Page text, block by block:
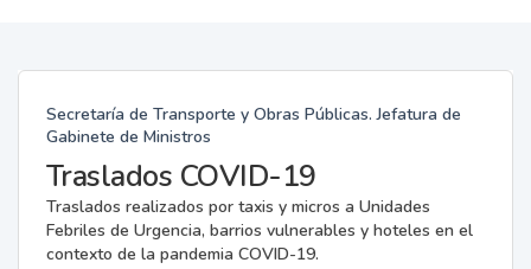
Secretaría de Transporte y Obras Públicas. Jefatura de
Gabinete de Ministros
Traslados COVID-19
Traslados realizados por taxis y micros a Unidades
Febriles de Urgencia, barrios vulnerables y hoteles en el
contexto de la pandemia COVID-19.